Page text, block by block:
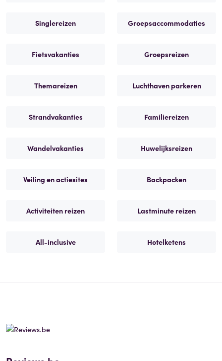
Singlereizen Groepsaccommodaties
Fietsvakanties Groepsreizen
Themareizen Luchthaven parkeren
Strandvakanties Familiereizen
Wandelvakanties Huwelijksreizen
Veiling en actiesites Backpacken
Activiteiten reizen Lastminute reizen
All-inclusive Hotelketens